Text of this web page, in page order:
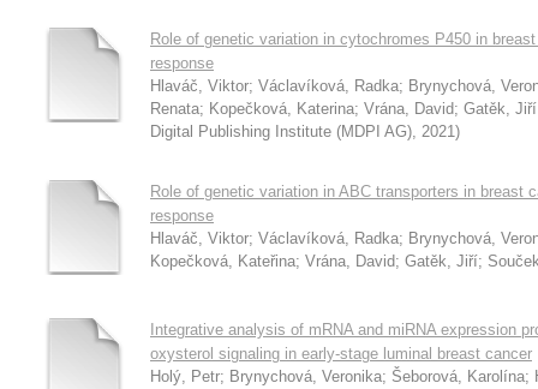
Role of genetic variation in cytochromes P450 in
response
Hlaváč, Viktor; Václavíková, Radka; Brynychová,
Renata; Kopečková, Katerina; Vrána, David; Gatěk, Jiří
Digital Publishing Institute (MDPI AG), 2021)
Role of genetic variation in ABC transporters in breast
response
Hlaváč, Viktor; Václavíková, Radka; Brynychová,
Kopečková, Kateřina; Vrána, David; Gatěk, Jiří;
Integrative analysis of mRNA and miRNA expression
oxysterol signaling in early-stage luminal breast cancer
Holý, Petr; Brynychová, Veronika; Šeborová, Karolína;